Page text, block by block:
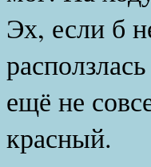
Эх, если б
ещё не
красный.